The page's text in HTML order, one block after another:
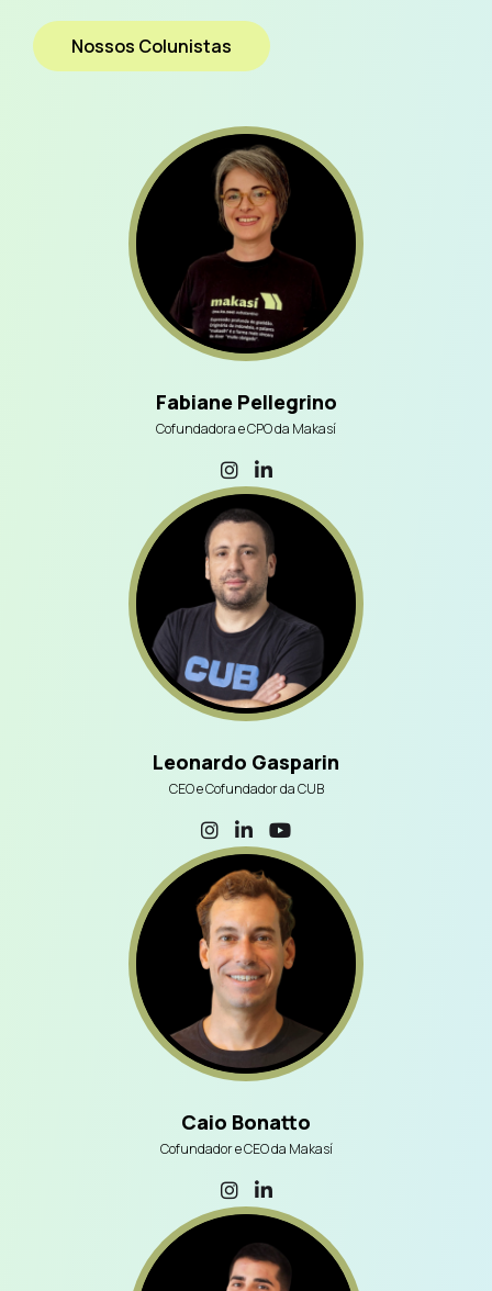
Nossos Colunistas
Fabiane Pellegrino
Cofundadora e CPO da Makasí
Leonardo Gasparin
CEO e Cofundador da CUB
Caio Bonatto
Cofundador e CEO da Makasí